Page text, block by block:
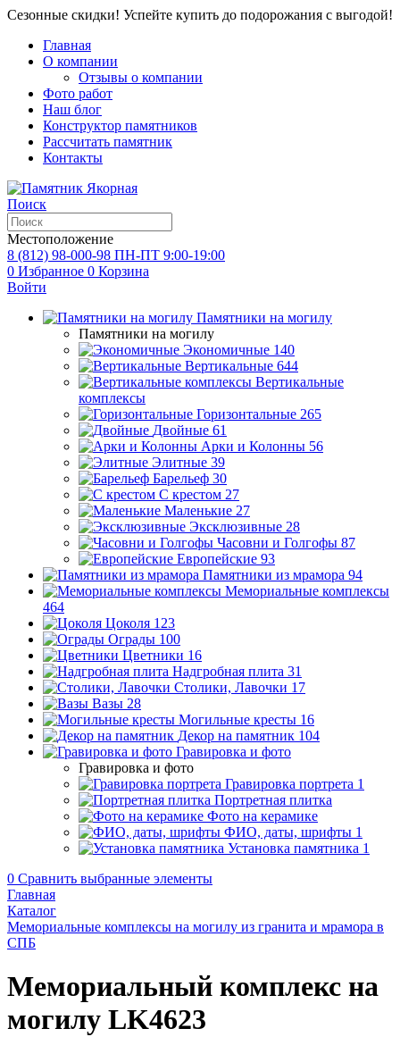
Сезонные скидки! Успейте купить до подорожания с выгодой!
Главная
О компании
Отзывы о компании
Фото работ
Наш блог
Конструктор памятников
Рассчитать памятник
Контакты
Поиск
Местоположение
8 (812) 98-000-98 ПН-ПТ 9:00-19:00
0 Избранное 0 Корзина
Войти
Памятники на могилу
Памятники на могилу
Экономичные 140
Вертикальные 644
Вертикальные
комплексы
Горизонтальные 265
Двойные 61
Арки и Колонны 56
Элитные 39
Барельеф 30
С крестом 27
Маленькие 27
Эксклюзивные 28
Часовни и Голгофы 87
Европейские 93
Памятники из мрамора 94
Мемориальные комплексы
464
Цоколя 123
Ограды 100
Цветники 16
Надгробная плита 31
Столики, Лавочки 17
Вазы 28
Могильные кресты 16
Декор на памятник 104
Гравировка и фото
Гравировка и фото
Гравировка портрета 1
Портретная плитка
Фото на керамике
ФИО, даты, шрифты 1
Установка памятника 1
0 Сравнить выбранные элементы
Главная
Каталог
Мемориальные комплексы на могилу из гранита и мрамора в
СПБ
Мемориальный комплекс на
могилу LK4623